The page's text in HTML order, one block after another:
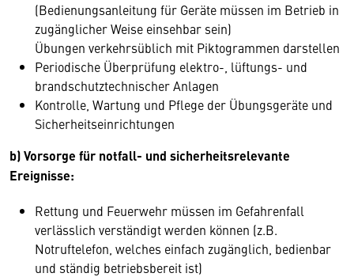
(Bedienungsanleitung für Geräte müssen im Betrieb in
zugänglicher Weise einsehbar sein)
Übungen verkehrsüblich mit Piktogrammen darstellen
Periodische Überprüfung elektro-, lüftungs- und
brandschutztechnischer Anlagen
Kontrolle, Wartung und Pflege der Übungsgeräte und
Sicherheitseinrichtungen
b) Vorsorge für notfall- und sicherheitsrelevante
Ereignisse:
Rettung und Feuerwehr müssen im Gefahrenfall
verlässlich verständigt werden können (z.B.
Notruftelefon, welches einfach zugänglich, bedienbar
und ständig betriebsbereit ist)